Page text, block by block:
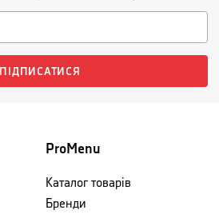
ПІДПИСАТИСЯ
ProMenu
Каталог товарів
Бренди